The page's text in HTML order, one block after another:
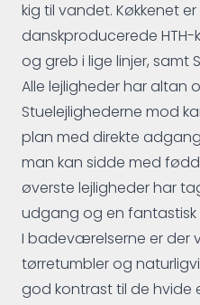
kig til vandet. Køkkenet
danskproducerede
og greb i lige linjer, samt
Alle lejligheder har altan
Stuelejlighederne mod
plan med direkte
man kan sidde med
øverste lejligheder har
udgang og en
I badeværelserne er der
tørretumbler og
god kontrast til de hvide